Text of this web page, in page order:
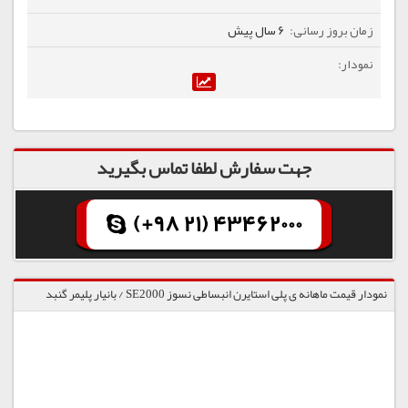
6 سال پیش
جهت سفارش لطفا تماس بگیرید
(+98 21) 43462000
نمودار قیمت ماهانه ی پلی استایرن انبساطی نسوز SE2000 / بانیار پلیمر گنبد